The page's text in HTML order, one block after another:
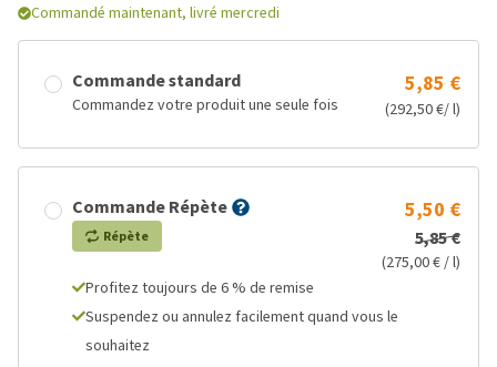
Commandé maintenant, livré mercredi
Commande standard
Commandez votre produit une seule fois
5,85 €
(292,50 €/ l)
Commande Répète
Répète
5,50 €
5,85 €
(275,00 € / l)
Profitez toujours de 6 % de remise
Suspendez ou annulez facilement quand vous le
souhaitez